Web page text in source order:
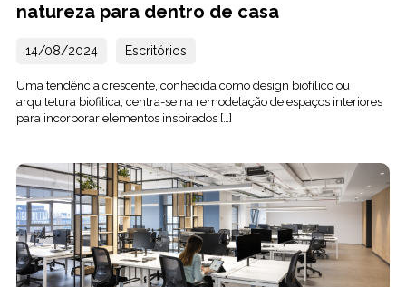
natureza para dentro de casa
14/08/2024 Escritórios
Uma tendência crescente, conhecida como design biofílico ou
arquitetura biofilica, centra-se na remodelação de espaços interiores
para incorporar elementos inspirados […]